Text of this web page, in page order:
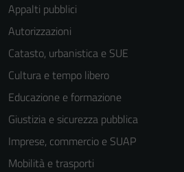
Appalti pubblici
Autorizzazioni
Catasto, urbanistica e SUE
Cultura e tempo libero
Educazione e formazione
Giustizia e sicurezza pubblica
Imprese, commercio e SUAP
Mobilità e trasporti